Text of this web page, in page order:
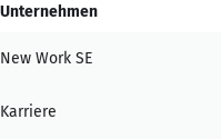
Unternehmen
New Work SE
Karriere